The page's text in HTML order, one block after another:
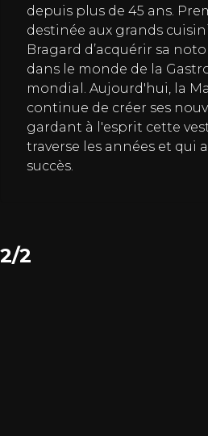
depuis plus de 45 ans.
destinée aux grands
Bragard d’acquérir sa
dans le monde de la
mondial. Aujourd'hui, la
continue de créer ses
gardant à l'esprit cette
traverse les années et qui
succès.
2/2